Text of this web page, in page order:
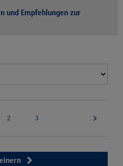
und Empfehlungen zur
2 3